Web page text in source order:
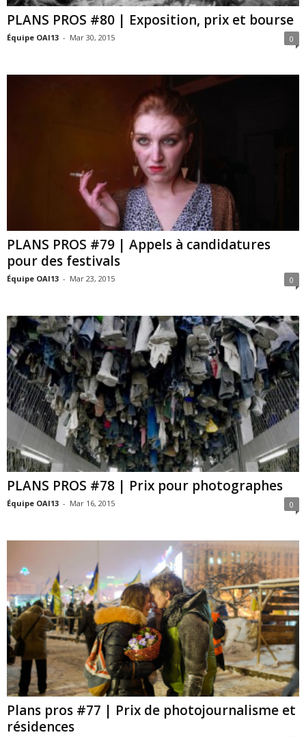
PLANS PROS #80 | Exposition, prix et bourse
Équipe OAI13 - Mar 30, 2015 0
PLANS PROS #79 | Appels à candidatures
pour des festivals
Équipe OAI13 - Mar 23, 2015 0
PLANS PROS #78 | Prix pour photographes
Équipe OAI13 - Mar 16, 2015 0
Plans pros #77 | Prix de photojournalisme et
résidences